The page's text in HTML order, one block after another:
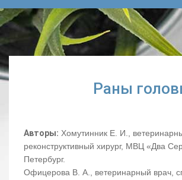
Раны
Авторы: Хомутинник Е. И.,
реконструктивный хирург, МВЦ «Два
Петербург.
Офицерова В. А., ветеринарный врач,